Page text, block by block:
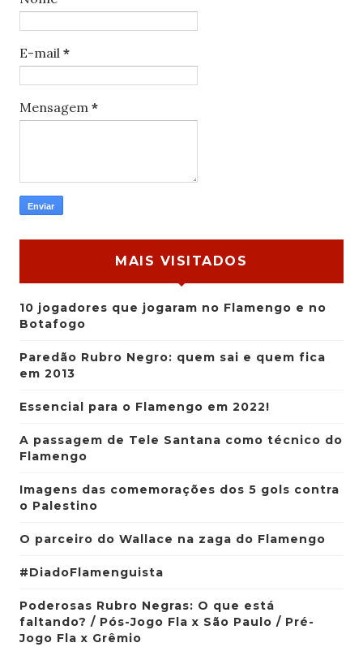
E-mail *
Mensagem *
MAIS VISITADOS
10 jogadores que jogaram no Flamengo e no
Botafogo
Paredão Rubro Negro: quem sai e quem fica
em 2013
Essencial para o Flamengo em 2022!
A passagem de Tele Santana como técnico do
Flamengo
Imagens das comemorações dos 5 gols contra
o Palestino
O parceiro do Wallace na zaga do Flamengo
#DiadoFlamenguista
Poderosas Rubro Negras: O que está
faltando? / Pós-Jogo Fla x São Paulo / Pré-
Jogo Fla x Grêmio